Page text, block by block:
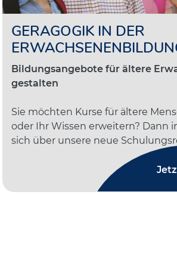
GERAGOGIK IN DER
Bildungsangebote für ältere
gestalten
Sie möchten Kurse für ältere
oder Ihr Wissen erweitern? Dann
sich über unsere neue